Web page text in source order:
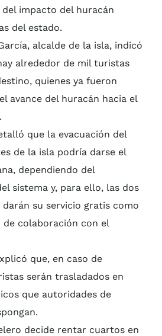
impacto del huracán
del estado.
alcalde de la isla, indicó
alrededor de mil turistas
quienes ya fueron
avance del huracán hacia el
que la evacuación del
de la isla podría darse el
dependiendo del
sistema y, para ello, las dos
darán su servicio gratis como
de colaboración con el
que, en caso de
serán trasladados en
que autoridades de
decide rentar cuartos en